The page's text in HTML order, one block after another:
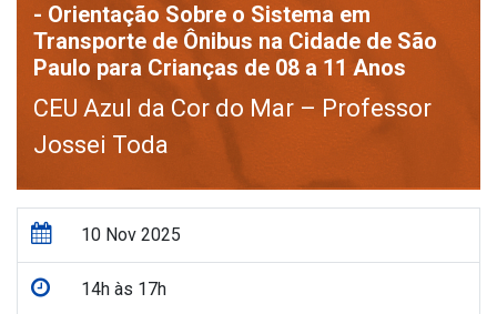
- Orientação Sobre o Sistema em
Transporte de Ônibus na Cidade de São
Paulo para Crianças de 08 a 11 Anos
CEU Azul da Cor do Mar – Professor
Jossei Toda
10 Nov 2025
14h às 17h